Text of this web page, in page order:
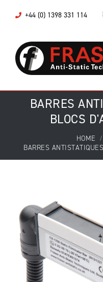
+44 (0) 1398 331 114
BARRES
BLOCS
HOME
BARRES